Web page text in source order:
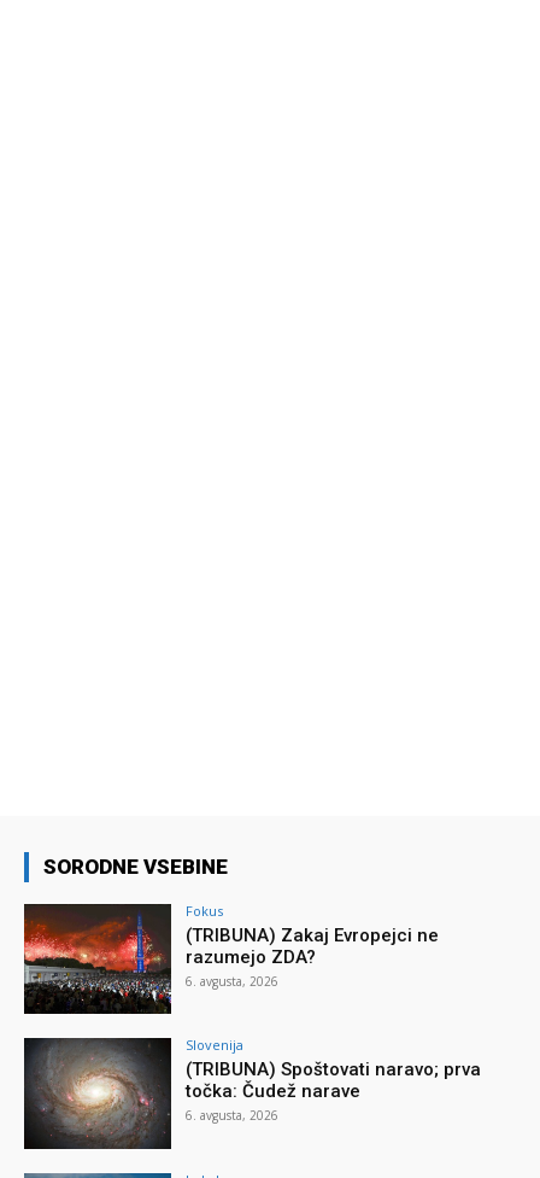
SORODNE VSEBINE
Fokus
(TRIBUNA) Zakaj Evropejci ne
razumejo ZDA?
6. avgusta, 2026
Slovenija
(TRIBUNA) Spoštovati naravo; prva
točka: Čudež narave
6. avgusta, 2026